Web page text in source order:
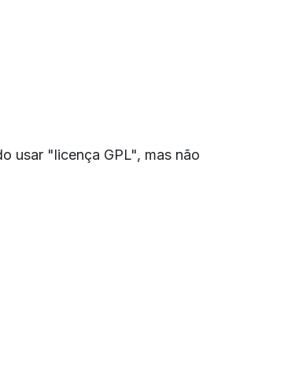
usar "licença GPL", mas não